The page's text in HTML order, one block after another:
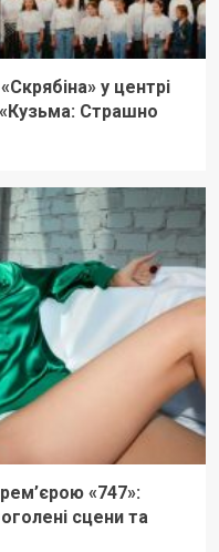
у центрі
Страшно
«747»:
сцени та